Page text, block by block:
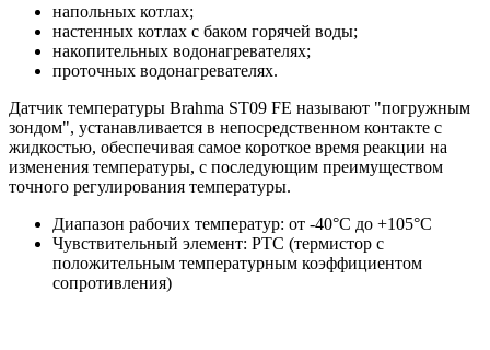
напольных котлах;
настенных котлах с баком горячей воды;
накопительных водонагревателях;
проточных водонагревателях.
Датчик температуры Brahma ST09 FE называют "погружным
зондом", устанавливается в непосредственном контакте с
жидкостью, обеспечивая самое короткое время реакции на
изменения температуры, с последующим преимуществом
точного регулирования температуры.
Диапазон рабочих температур: от -40°C до +105°C
Чувствительный элемент: PTC (термистор с
положительным температурным коэффициентом
сопротивления)